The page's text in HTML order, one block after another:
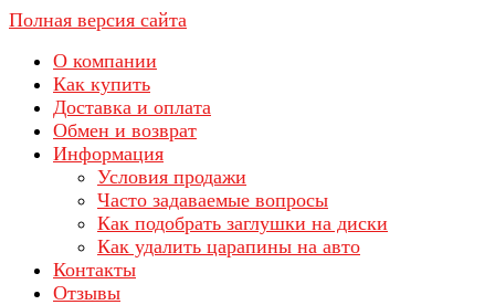
Полная версия сайта
О компании
Как купить
Доставка и оплата
Обмен и возврат
Информация
Условия продажи
Часто задаваемые вопросы
Как подобрать заглушки на диски
Как удалить царапины на авто
Контакты
Отзывы